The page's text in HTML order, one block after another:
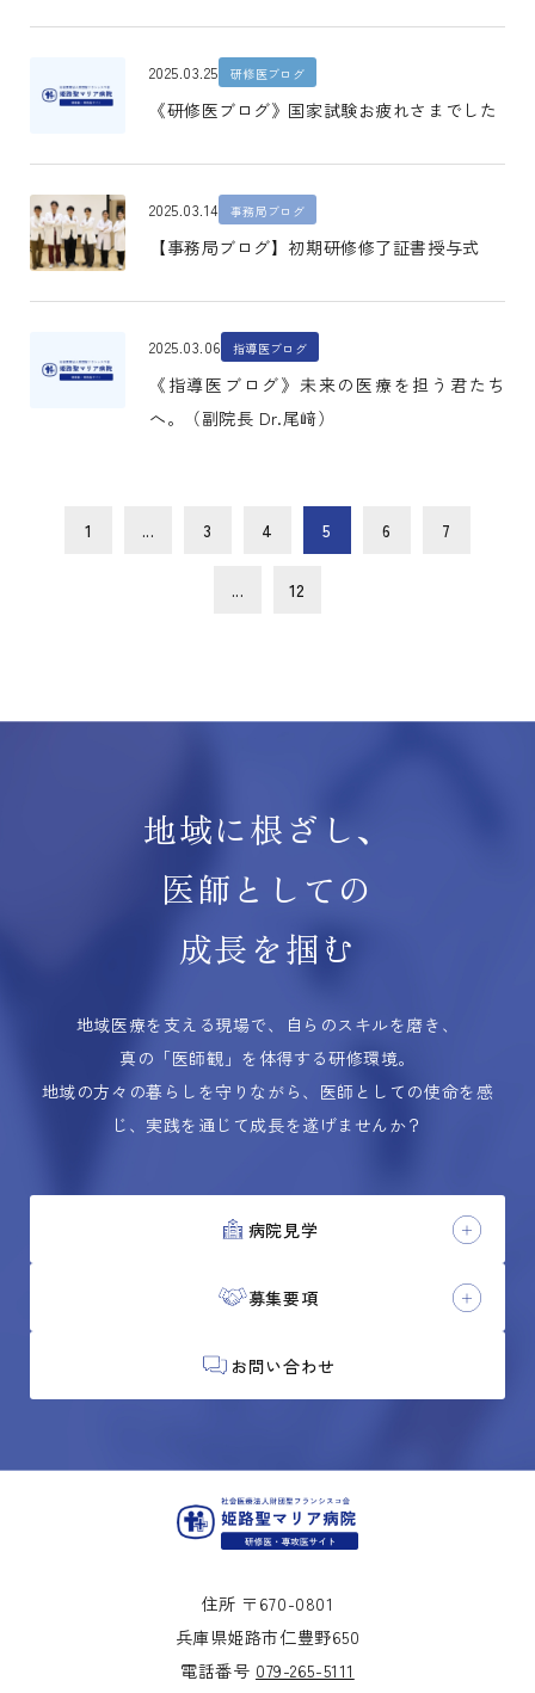
2025.03.25 研修医ブログ
《研修医ブログ》国家試験お疲れさまでした
2025.03.14 事務局ブログ
【事務局ブログ】初期研修修了証書授与式
2025.03.06 指導医ブログ
《指導医ブログ》未来の医療を担う君たち
へ。（副院長 Dr.尾﨑）
1 ... 3 4 5 6 7
... 12
地域に根ざし、
医師としての
成長を掴む
地域医療を支える現場で、自らのスキルを磨き、
真の「医師観」を体得する研修環境。
地域の方々の暮らしを守りながら、医師としての使命を感
じ、実践を通じて成長を遂げませんか？
病院見学
募集要項
お問い合わせ
住所 〒670-0801
兵庫県姫路市仁豊野650
電話番号 079-265-5111